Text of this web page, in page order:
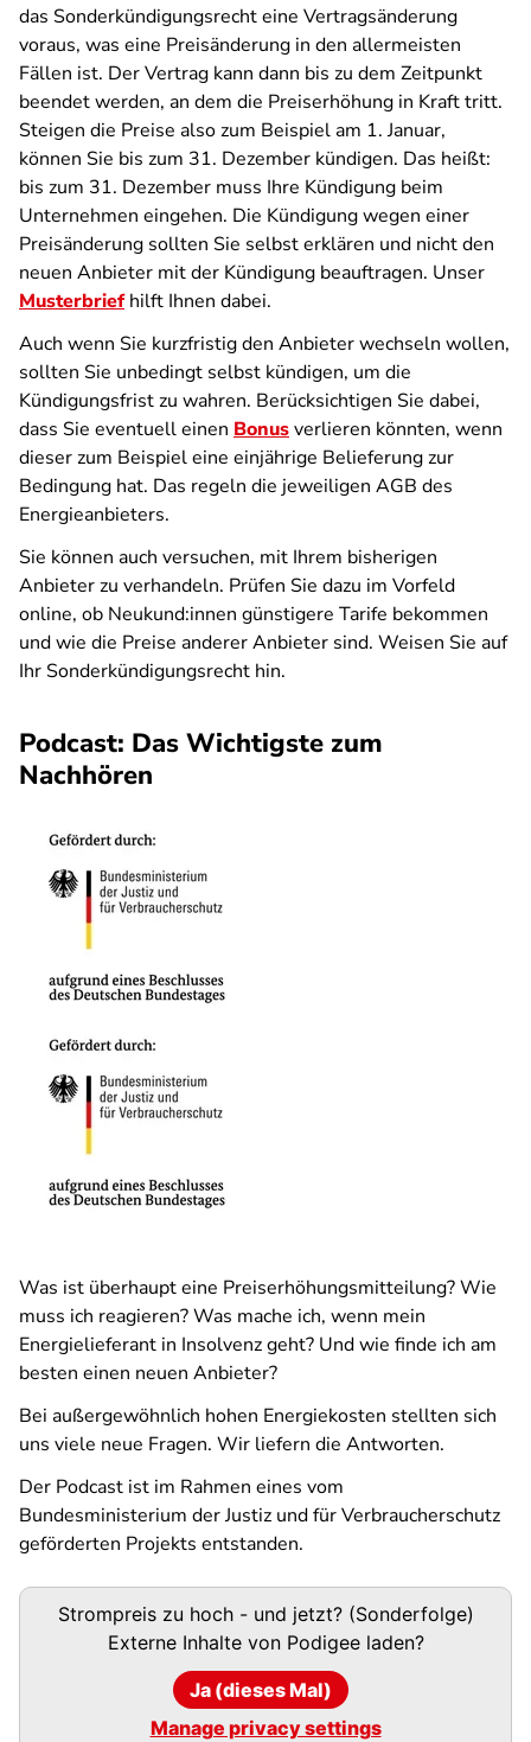
das Sonderkündigungsrecht eine Vertragsänderung
voraus, was eine Preisänderung in den allermeisten
Fällen ist. Der Vertrag kann dann bis zu dem Zeitpunkt
beendet werden, an dem die Preiserhöhung in Kraft tritt.
Steigen die Preise also zum Beispiel am 1. Januar,
können Sie bis zum 31. Dezember kündigen. Das heißt:
bis zum 31. Dezember muss Ihre Kündigung beim
Unternehmen eingehen. Die Kündigung wegen einer
Preisänderung sollten Sie selbst erklären und nicht den
neuen Anbieter mit der Kündigung beauftragen. Unser
Musterbriefhilft Ihnen dabei.
Auch wenn Sie kurzfristig den Anbieter wechseln wollen,
sollten Sie unbedingt selbst kündigen, um die
Kündigungsfrist zu wahren. Berücksichtigen Sie dabei,
dass Sie eventuell einen Bonusverlieren könnten, wenn
dieser zum Beispiel eine einjährige Belieferung zur
Bedingung hat. Das regeln die jeweiligen AGB des
Energieanbieters.
Sie können auch versuchen, mit Ihrem bisherigen
Anbieter zu verhandeln. Prüfen Sie dazu im Vorfeld
online, ob Neukund:innen günstigere Tarife bekommen
und wie die Preise anderer Anbieter sind. Weisen Sie auf
Ihr Sonderkündigungsrecht hin.
Podcast: Das Wichtigste zum
Nachhören
Was ist überhaupt eine Preiserhöhungsmitteilung? Wie
muss ich reagieren? Was mache ich, wenn mein
Energielieferant in Insolvenz geht? Und wie finde ich am
besten einen neuen Anbieter?
Bei außergewöhnlich hohen Energiekosten stellten sich
uns viele neue Fragen. Wir liefern die Antworten.
Der Podcast ist im Rahmen eines vom
Bundesministerium der Justiz und für Verbraucherschutz
geförderten Projekts entstanden.
Podigee-Strompreis zu hoch - und jetzt? (Sonderfolge)
Externe Inhalte von Podigeeladen?
Ja (dieses Mal)
Manage privacy settings